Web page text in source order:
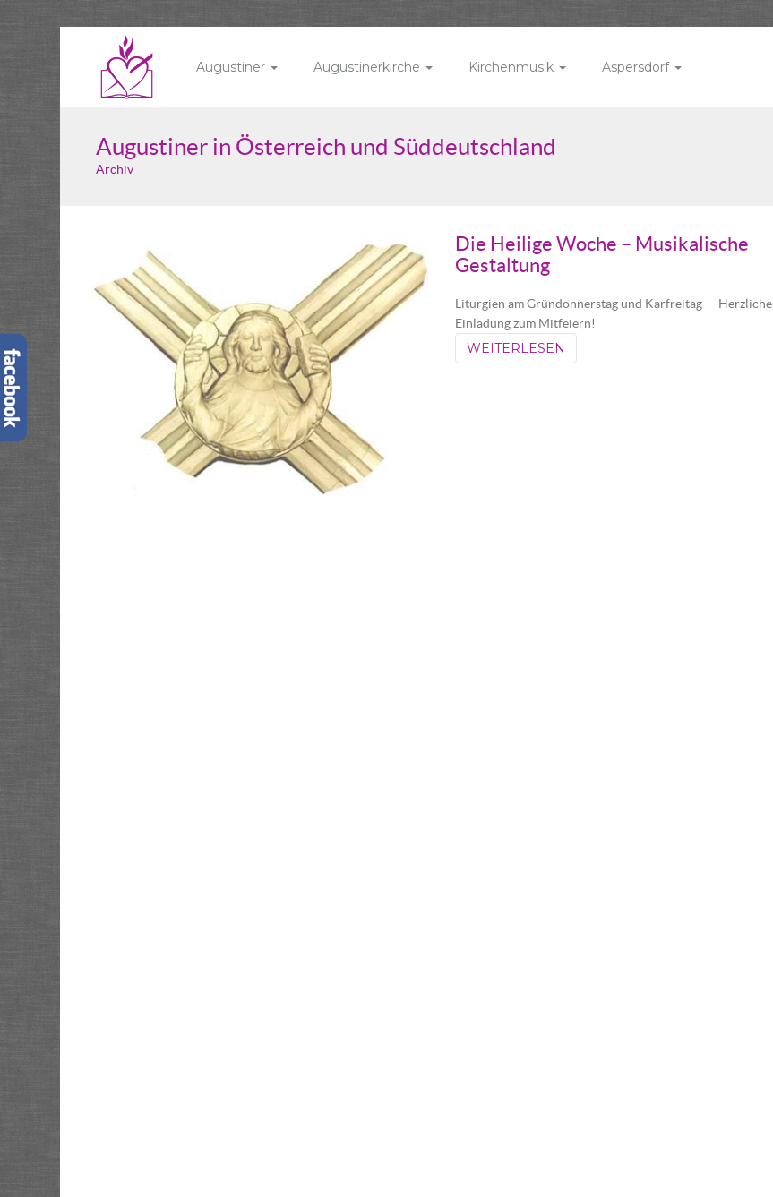
Augustiner Augustinerkirche Kirchenmusik Aspersdorf
Augustiner in Österreich und Süddeutschland
Archiv
Die Heilige Woche – Musikalische
Gestaltung
Liturgien am Gründonnerstag und Karfreitag Herzliche
Einladung zum Mitfeiern!
WEITERLESEN